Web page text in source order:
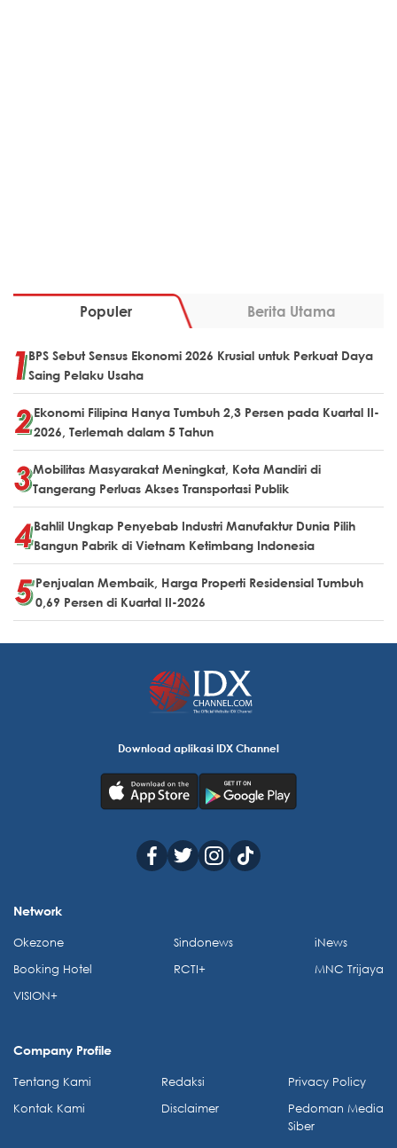
Populer Berita Utama
BPS Sebut Sensus Ekonomi 2026 Krusial untuk Perkuat Daya
Saing Pelaku Usaha
Ekonomi Filipina Hanya Tumbuh 2,3 Persen pada Kuartal II-
2026, Terlemah dalam 5 Tahun
Mobilitas Masyarakat Meningkat, Kota Mandiri di
Tangerang Perluas Akses Transportasi Publik
Bahlil Ungkap Penyebab Industri Manufaktur Dunia Pilih
Bangun Pabrik di Vietnam Ketimbang Indonesia
Penjualan Membaik, Harga Properti Residensial Tumbuh
0,69 Persen di Kuartal II-2026
Download aplikasi IDX Channel
Network
Okezone
Booking Hotel
VISION+
Sindonews
RCTI+
iNews
MNC Trijaya
Company Profile
Tentang Kami
Kontak Kami
Redaksi
Disclaimer
Privacy Policy
Pedoman Media
Siber